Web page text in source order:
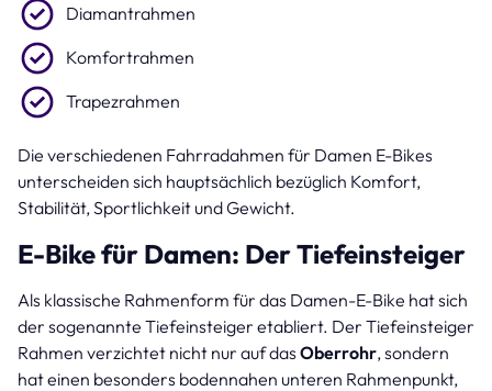
Diamantrahmen
Komfortrahmen
Trapezrahmen
Die verschiedenen Fahrradahmen für Damen E-Bikes
unterscheiden sich hauptsächlich bezüglich Komfort,
Stabilität, Sportlichkeit und Gewicht.
E-Bike für Damen: Der Tiefeinsteiger
Als klassische Rahmenform für das Damen-E-Bike hat sich
der sogenannte Tiefeinsteiger etabliert. Der Tiefeinsteiger
Rahmen verzichtet nicht nur auf das Oberrohr, sondern
hat einen besonders bodennahen unteren Rahmenpunkt,